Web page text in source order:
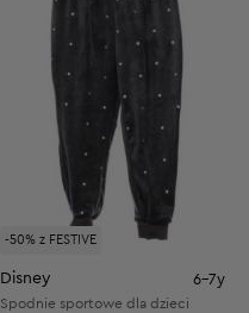
-50% z FESTIVE
Disney 6-7y
Spodnie sportowe dla dzieci